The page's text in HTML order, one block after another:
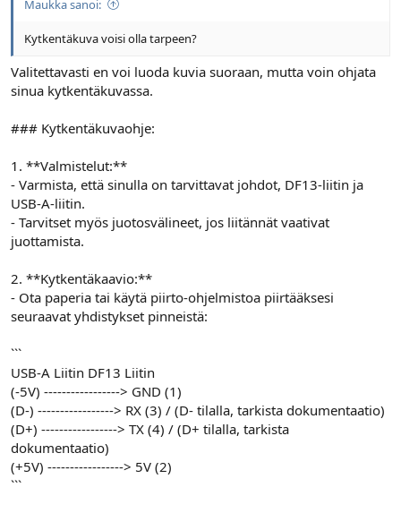
t
a
a
ä
ä
r
Maukka sanoi:
Kytkentäkuva voisi olla tarpeen?
Valitettavasti en voi luoda kuvia suoraan, mutta voin ohjata
sinua kytkentäkuvassa.
### Kytkentäkuvaohje:
1. **Valmistelut:**
- Varmista, että sinulla on tarvittavat johdot, DF13-liitin ja
USB-A-liitin.
- Tarvitset myös juotosvälineet, jos liitännät vaativat
juottamista.
2. **Kytkentäkaavio:**
- Ota paperia tai käytä piirto-ohjelmistoa piirtääksesi
seuraavat yhdistykset pinneistä:
```
USB-A Liitin DF13 Liitin
(-5V) -----------------> GND (1)
(D-) -----------------> RX (3) / (D- tilalla, tarkista dokumentaatio)
(D+) -----------------> TX (4) / (D+ tilalla, tarkista
dokumentaatio)
(+5V) -----------------> 5V (2)
```